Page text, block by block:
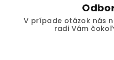
V prípade otázok nás
radi Vám